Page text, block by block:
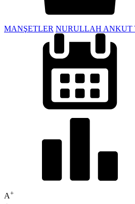
MANŞETLER NURULLAH ANKUT
A+